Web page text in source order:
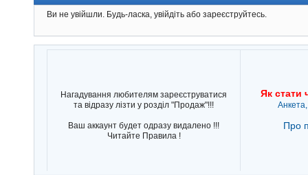
Ви не увійшли. Будь-ласка, увійдіть або зареєструйтесь.
Нагадування любителям зареєструватися
та відразу лізти у розділ "Продаж"!!!
Ваш аккаунт будет одразу видалено !!!
Читайте Правила !
Як стати
Про